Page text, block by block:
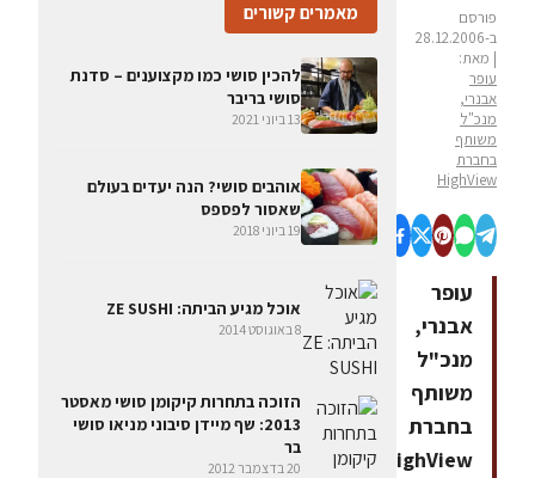
פורסם
ב-28.12.2006
| מאת:
עופר
אבנרי,
מנכ"ל
משותף
בחברת
HighView
עופר
אבנרי,
מנכ"ל
משותף
בחברת
מאמרים קשורים
להכין סושי כמו מקצוענים – סדנת
סושי בריבר
13 ביוני 2021
אוהבים סושי? הנה יעדים בעולם
שאסור לפספס
19 ביוני 2018
אוכל מגיע הביתה: ZE SUSHI
8 באוגוסט 2014
הזוכה בתחרות קיקומן סושי מאסטר
2013: שף מיידן סיבוני מניאו סושי
בר
20 בדצמבר 2012